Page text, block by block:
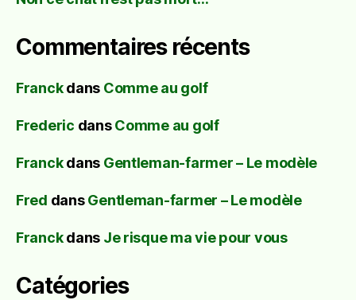
Commentaires récents
Franckdans Comme au golf
Frederic dansComme au golf
Franckdans Gentleman-farmer – Le modèle
Fred dansGentleman-farmer – Le modèle
Franckdans Je risque ma vie pour vous
Catégories